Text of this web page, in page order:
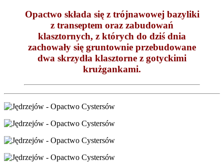
Opactwo składa się z trójnawowej bazyliki
z transeptem oraz zabudowań
klasztornych, z których do dziś dnia
zachowały się gruntownie przebudowane
dwa skrzydła klasztorne z gotyckimi
krużgankami.